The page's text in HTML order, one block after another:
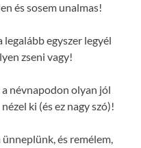
és sosem unalmas!
egyszer legyél
zseni vagy!
névnapodon olyan jól
ki (és ez nagy szó)!
és remélem,